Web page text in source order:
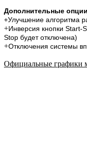
Дополнительные
+Улучшение алгоритма
+Инверсия кнопки Start-
Stop будет отключена)
+Отключения системы
Официальные графики